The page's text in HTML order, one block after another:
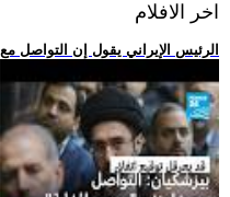
اخر الافلام
.. الرئيس الإيراني يقول إن